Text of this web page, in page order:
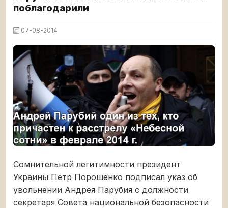
поблагодарили
07-08-2014
Сомнительной легитимности президент
Украины Петр Порошенко подписал указ об
увольнении Андрея Парубия с должности
секретаря Совета национальной безопасности